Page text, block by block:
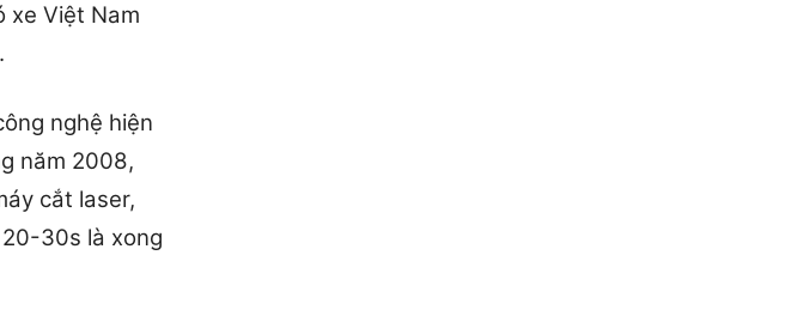
xe Việt Nam
nghệ hiện
năm 2008,
cắt laser,
30s là xong